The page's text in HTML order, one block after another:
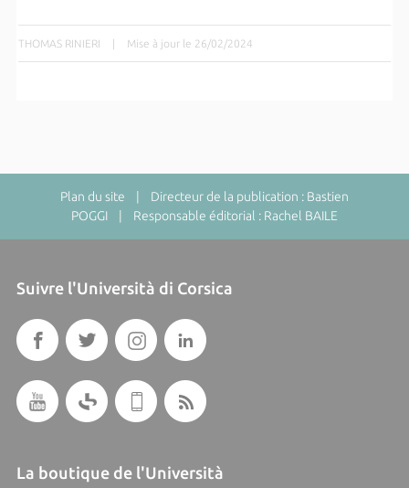
THOMAS RINIERI Mise à jour le 26/02/2024
Plan du site | Directeur de la publication : Bastien
POGGI | Responsable éditorial : Rachel BAILE
Suivre l'Università di Corsica
La boutique de l'Università